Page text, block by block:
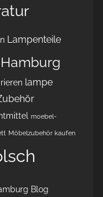
Lampenteile
lampe
moebel-
Möbelzubehör kaufen
Blog